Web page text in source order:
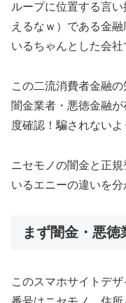
ループに位置する言
えるなｗ）である金
いるちゃんとした会社
この二流消費者金融
闇金業者・悪徳金融
度確認！騙されない
ニセモノの闇金と正
いるエニーの違いを分
まず闇金・悪徳
このスマホサイトデ